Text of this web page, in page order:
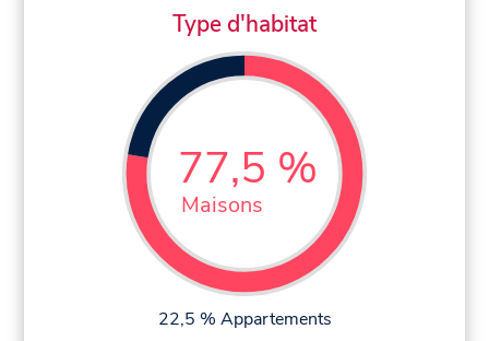
Type d'habitat
77,5 %
Maisons
22,5 % Appartements